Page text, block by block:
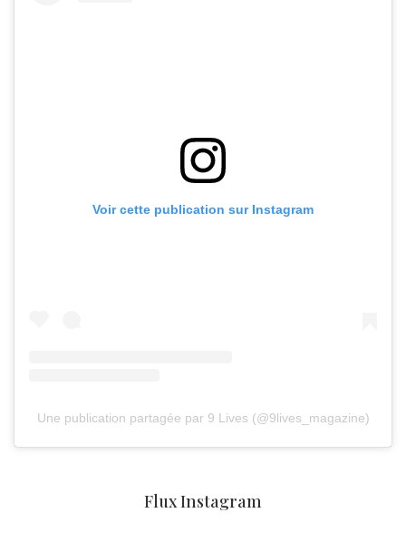
Voir cette publication sur Instagram
Une publication partagée par 9 Lives (@9lives_magazine)
Flux Instagram